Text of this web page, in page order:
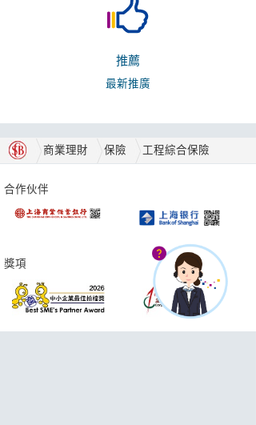
推薦
最新推廣
商業理財 保險 工程綜合保險
合作伙伴
獎項